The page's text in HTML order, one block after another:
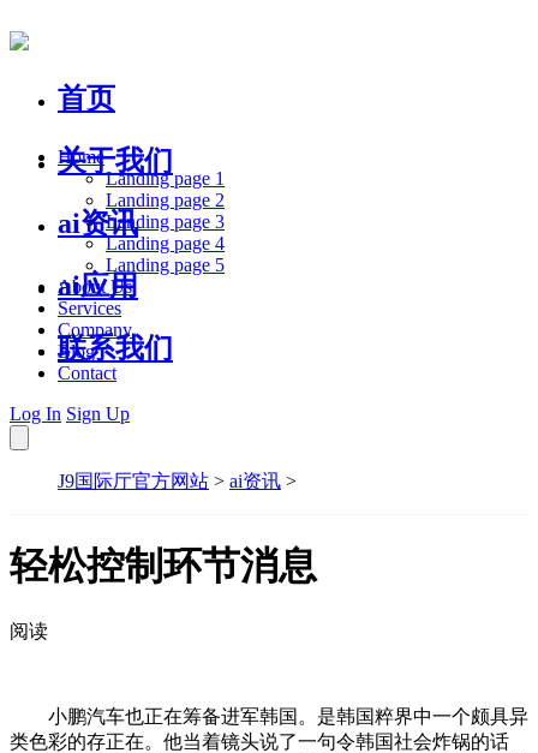
首页
关于我们
ai资讯
ai应用
联系我们
Home
Landing page 1
Landing page 2
Landing page 3
Landing page 4
Landing page 5
About Us
Services
Company
Blog
Contact
Log In Sign Up
J9国际厅官方网站 > ai资讯 >
轻松控制环节消息
阅读
小鹏汽车也正在筹备进军韩国。是韩国粹界中一个颇具异
类色彩的存正在。他当着镜头说了一句令韩国社会炸锅的话